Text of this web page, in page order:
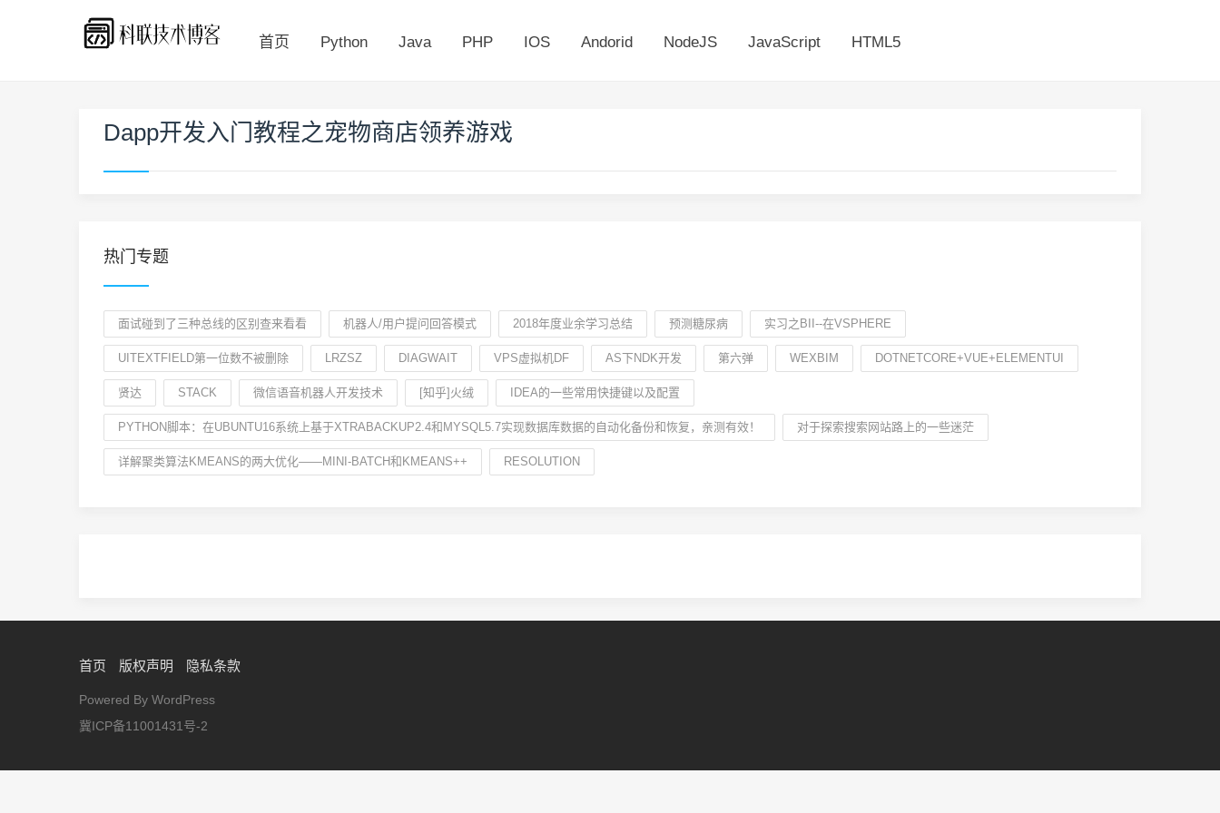
首页 Python Java PHP IOS Andorid NodeJS JavaScript HTML5
Dapp开发入门教程之宠物商店领养游戏
热门专题
面试碰到了三种总线的区别查来看看 机器人/用户提问回答模式 2018年度业余学习总结 预测糖尿病 实习之BII--在VSPHERE
UITEXTFIELD第一位数不被删除 LRZSZ DIAGWAIT VPS虚拟机DF AS下NDK开发 第六弹 WEXBIM DOTNETCORE+VUE+ELEMENTUI
贤达 STACK 微信语音机器人开发技术 [知乎]火绒 IDEA的一些常用快捷键以及配置
PYTHON脚本：在UBUNTU16系统上基于XTRABACKUP2.4和MYSQL5.7实现数据库数据的自动化备份和恢复，亲测有效！ 对于探索搜索网站路上的一些迷茫
详解聚类算法KMEANS的两大优化——MINI-BATCH和KMEANS++ RESOLUTION
首页 版权声明 隐私条款
Powered By WordPress
冀ICP备11001431号-2